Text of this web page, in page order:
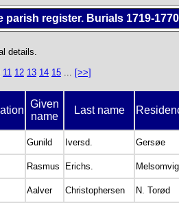
register. Burials 1719-
details.
11 12 13 14 15 ... [>>]
Given
name
Last name
Gunild Iversd.
Gersøe
Rasmus Erichs.
Melsomvig
Aalver Christophersen
N. Torød